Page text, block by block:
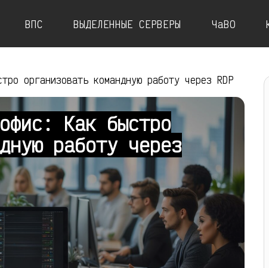
ВПС ВЫДЕЛЕННЫЕ СЕРВЕРЫ ЧаВО
организовать командную работу через RDP
Как быстро
работу через